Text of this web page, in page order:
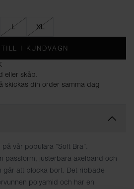
L XL
I KUNDVAGN
eller skåp.
skickas din order samma dag
vår populära ”Soft Bra”.
passform, justerbara axelband och
går att plocka bort. Det ribbade
polyamid och har en